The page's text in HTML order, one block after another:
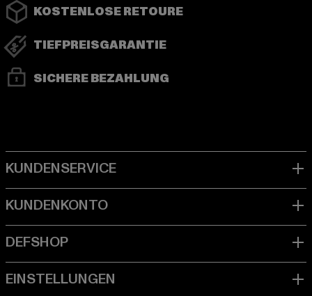
KOSTENLOSE RETOURE
TIEFPREISGARANTIE
SICHERE BEZAHLUNG